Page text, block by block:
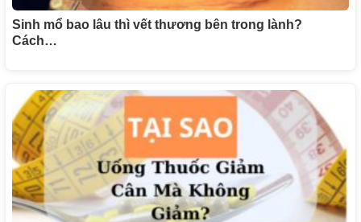
Sinh mổ bao lâu thì vết thương bên trong lành?
Cách…